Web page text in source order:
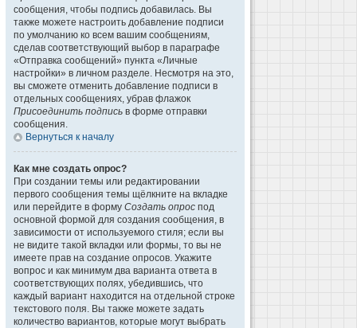
сообщения, чтобы подпись добавилась. Вы
также можете настроить добавление подписи
по умолчанию ко всем вашим сообщениям,
сделав соответствующий выбор в параграфе
«Отправка сообщений» пункта «Личные
настройки» в личном разделе. Несмотря на это,
вы сможете отменить добавление подписи в
отдельных сообщениях, убрав флажок
Присоединить подпись в форме отправки
сообщения.
Вернуться к началу
Как мне создать опрос?
При создании темы или редактировании
первого сообщения темы щёлкните на вкладке
или перейдите в форму Создать опрос под
основной формой для создания сообщения, в
зависимости от используемого стиля; если вы
не видите такой вкладки или формы, то вы не
имеете прав на создание опросов. Укажите
вопрос и как минимум два варианта ответа в
соответствующих полях, убедившись, что
каждый вариант находится на отдельной строке
текстового поля. Вы также можете задать
количество вариантов, которые могут выбрать